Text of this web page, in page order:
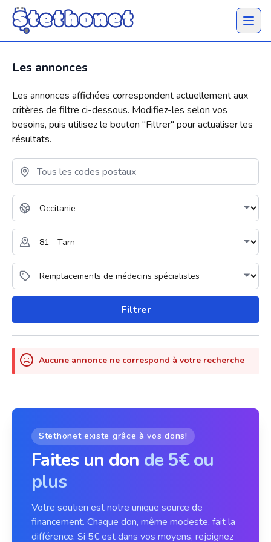
Ouvrir
Les annonces
Les annonces affichées correspondent actuellement aux
critères de filtre ci-dessous. Modifiez-les selon vos
besoins, puis utilisez le bouton "Filtrer" pour actualiser les
résultats.
Filtrer
Aucune annonce ne correspond à votre recherche
Stethonet existe grâce à vos dons!
Faites un don de 5€ ou
plus
Votre soutien est notre unique source de
financement. Chaque don, même modeste, fait la
différence. Si 5€ est dans vos moyens, rejoignez